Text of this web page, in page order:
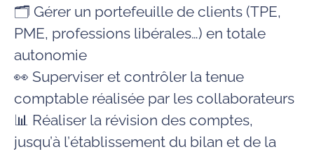
🗂️ Gérer un portefeuille de clients (TPE,
PME, professions libérales…) en totale
autonomie
👀 Superviser et contrôler la tenue
comptable réalisée par les collaborateurs
📊 Réaliser la révision des comptes,
jusqu’à l’établissement du bilan et de la